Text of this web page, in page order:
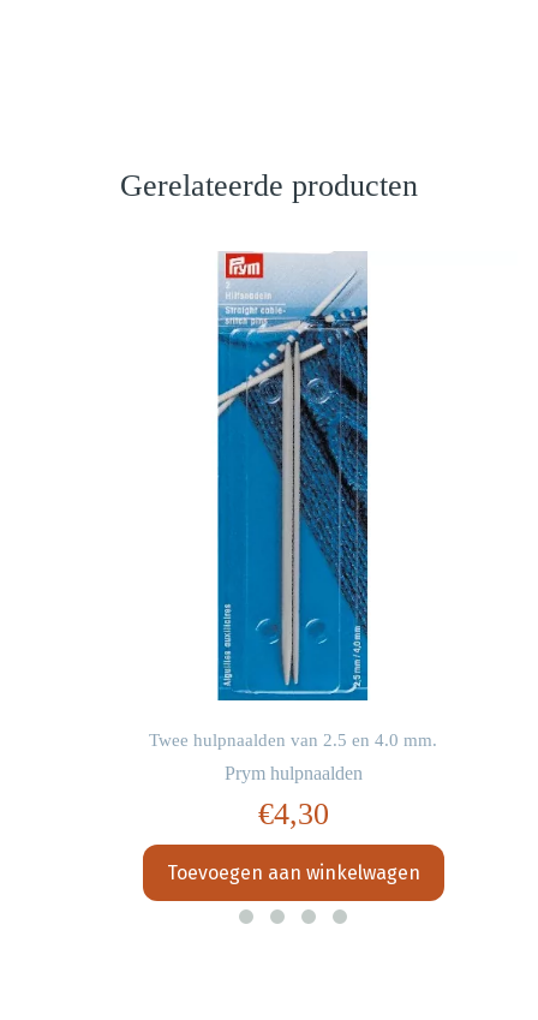
Gerelateerde producten
Twee hulpnaalden van 2.5 en 4.0 mm.
Prym hulpnaalden
€4,30
Toevoegen aan winkelwagen